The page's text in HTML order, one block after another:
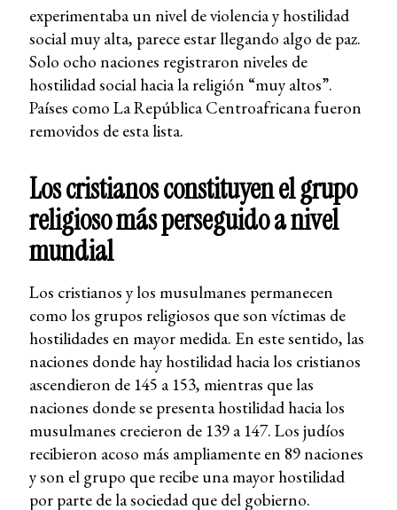
experimentaba un nivel de violencia y hostilidad
social muy alta, parece estar llegando algo de paz.
Solo ocho naciones registraron niveles de
hostilidad social hacia la religión “muy altos”.
Países como La República Centroafricana fueron
removidos de esta lista.
Los cristianos constituyen el grupo
religioso más perseguido a nivel
mundial
Los cristianos y los musulmanes permanecen
como los grupos religiosos que son víctimas de
hostilidades en mayor medida. En este sentido, las
naciones donde hay hostilidad hacia los cristianos
ascendieron de 145 a 153, mientras que las
naciones donde se presenta hostilidad hacia los
musulmanes crecieron de 139 a 147. Los judíos
recibieron acoso más ampliamente en 89 naciones
y son el grupo que recibe una mayor hostilidad
por parte de la sociedad que del gobierno.